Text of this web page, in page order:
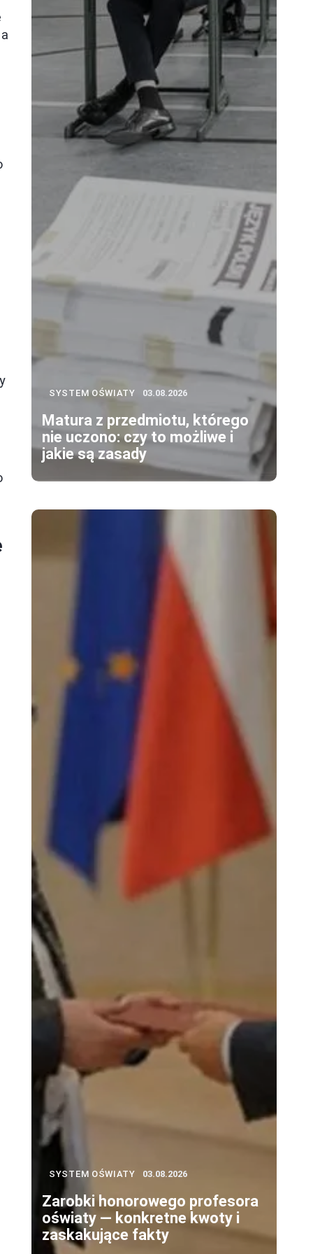
SYSTEM OŚWIATY 03.08.2026
Matura z przedmiotu, którego
nie uczono: czy to możliwe i
jakie są zasady
SYSTEM OŚWIATY 03.08.2026
Zarobki honorowego profesora
oświaty — konkretne kwoty i
zaskakujące fakty